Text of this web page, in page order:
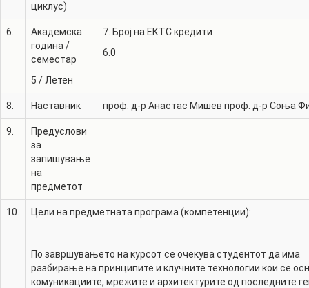
циклус)
6.
Академска
година /
семестар
5 / Летен
7. Број на ЕКТС кредити
6.0
8. Наставник проф. д-р Анастас Мишев проф. д-р Соња
9.
Предуслови
за
запишување
на
предметот
10. Цели на предметната програма (компетенции):
По завршувањето на курсот се очекува студентот да има
разбирање на принципите и клучните технологии кои се
комуникациите, мрежите и архитектурите од последните